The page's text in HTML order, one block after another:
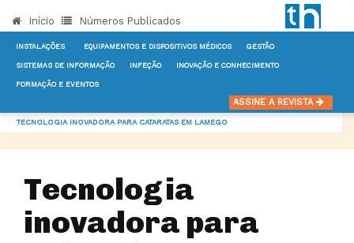
Início Números Publicados
INSTALAÇÕES EQUIPAMENTOS E DISPOSITIVOS MÉDICOS GESTÃO
SISTEMAS DE INFORMAÇÃO INFEÇÃO INOVAÇÃO E CONHECIMENTO
FORMAÇÃO E EVENTOS
ASSINE A REVISTA
EQUIPAMENTOS E DISPOSITIVOS MÉDICOS
TECNOLOGIA INOVADORA PARA CATARATAS EM LAMEGO
Tecnologia
inovadora para